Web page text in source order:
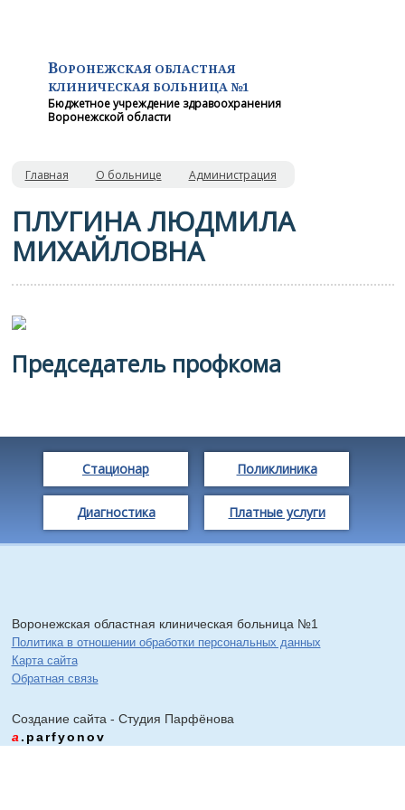
ВОРОНЕЖСКАЯ ОБЛАСТНАЯ
КЛИНИЧЕСКАЯ БОЛЬНИЦА №1
Бюджетное учреждение здравоохранения
Воронежской области
Главная О больнице Администрация
ПЛУГИНА ЛЮДМИЛА
МИХАЙЛОВНА
Председатель профкома
Стационар Поликлиника
Диагностика Платные услуги
Воронежская областная клиническая больница №1
Политика в отношении обработки персональных данных
Карта сайта
Обратная связь
Создание сайта - Cтудия Парфёнова
a .parfyonov